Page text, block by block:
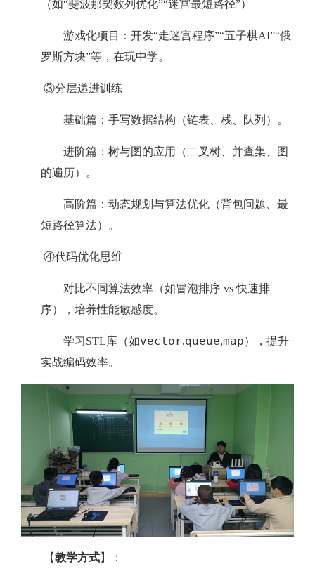
（如“斐波那契数列优化”“迷宫最短路径”）
游戏化项目：开发“走迷宫程序”“五子棋AI”“俄
罗斯方块”等，在玩中学。
③分层递进训练
基础篇：手写数据结构（链表、栈、队列）。
进阶篇：树与图的应用（二叉树、并查集、图
的遍历）。
高阶篇：动态规划与算法优化（背包问题、最
短路径算法）。
④代码优化思维
对比不同算法效率（如冒泡排序 vs 快速排
序），培养性能敏感度。
学习STL库（如vector,queue,map），提升
实战编码效率。
【教学方式】：